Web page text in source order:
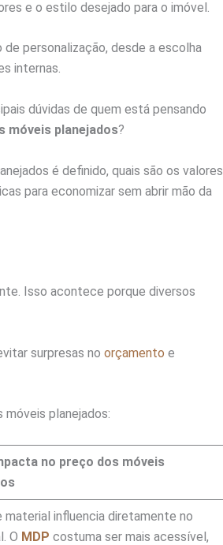
e o estilo desejado para o imóvel.
personalização, desde a escolha
internas.
dúvidas de quem está pensando
móveis planejados?
é definido, quais são os valores
para economizar sem abrir mão da
Isso acontece porque diversos
surpresas no orçamento e
planejados:
no preço dos móveis
material influencia diretamente no
O MDP costuma ser mais acessível,